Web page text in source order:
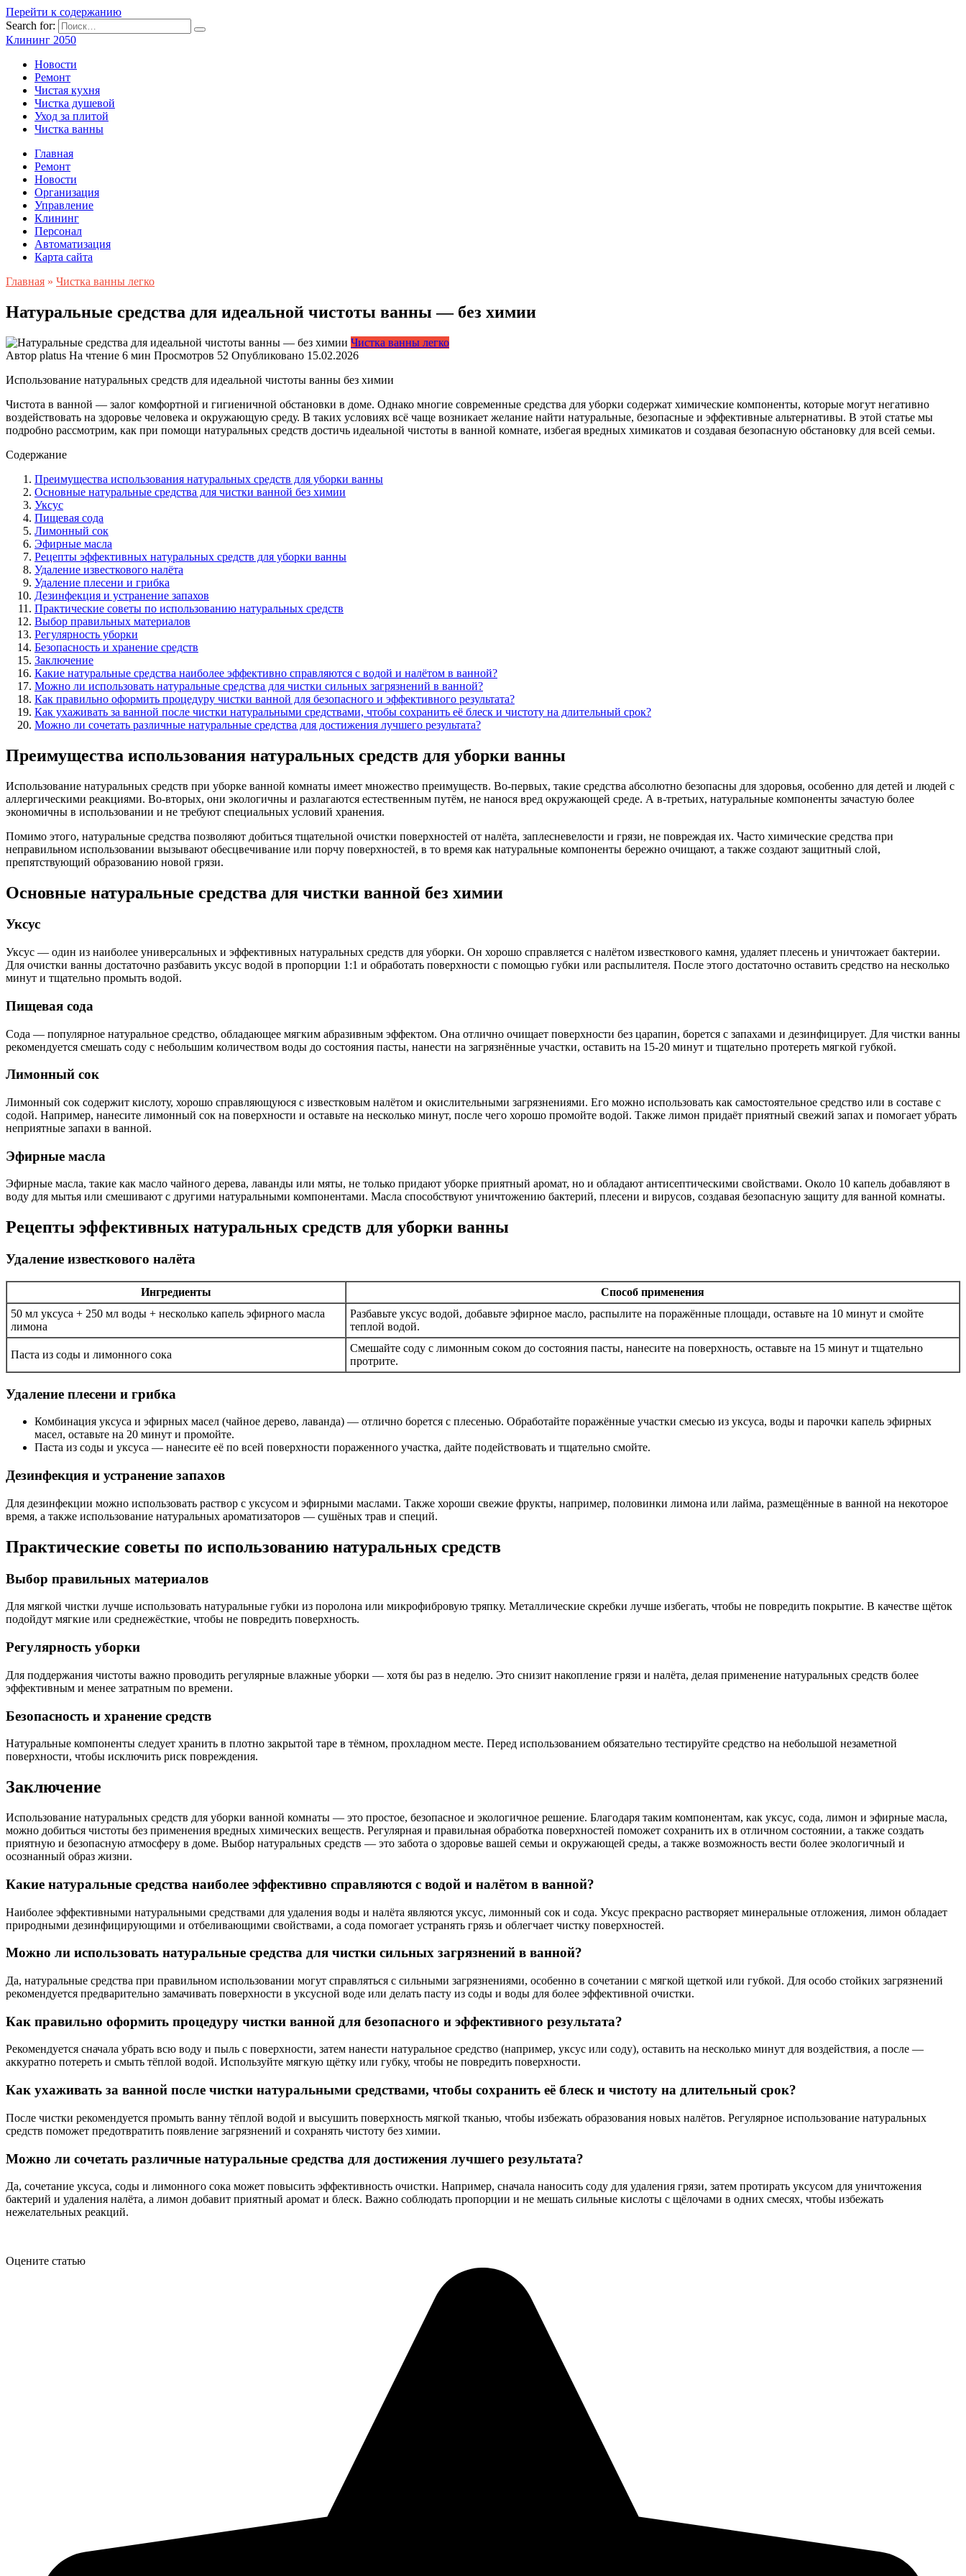
Перейти к содержанию
Search for:
Клининг 2050
Новости
Ремонт
Чистая кухня
Чистка душевой
Уход за плитой
Чистка ванны
Главная
Ремонт
Новости
Организация
Управление
Клининг
Персонал
Автоматизация
Карта сайта
Главная » Чистка ванны легко
Натуральные средства для идеальной чистоты ванны — без химии
Чистка ванны легко
Автор platus На чтение 6 мин Просмотров 52 Опубликовано 15.02.2026
Использование натуральных средств для идеальной чистоты ванны без химии
Чистота в ванной — залог комфортной и гигиеничной обстановки в доме. Однако многие современные средства для уборки содержат химические компоненты, которые могут негативно
воздействовать на здоровье человека и окружающую среду. В таких условиях всё чаще возникает желание найти натуральные, безопасные и эффективные альтернативы. В этой статье мы
подробно рассмотрим, как при помощи натуральных средств достичь идеальной чистоты в ванной комнате, избегая вредных химикатов и создавая безопасную обстановку для всей семьи.
Содержание
Преимущества использования натуральных средств для уборки ванны
Основные натуральные средства для чистки ванной без химии
Уксус
Пищевая сода
Лимонный сок
Эфирные масла
Рецепты эффективных натуральных средств для уборки ванны
Удаление известкового налёта
Удаление плесени и грибка
Дезинфекция и устранение запахов
Практические советы по использованию натуральных средств
Выбор правильных материалов
Регулярность уборки
Безопасность и хранение средств
Заключение
Какие натуральные средства наиболее эффективно справляются с водой и налётом в ванной?
Можно ли использовать натуральные средства для чистки сильных загрязнений в ванной?
Как правильно оформить процедуру чистки ванной для безопасного и эффективного результата?
Как ухаживать за ванной после чистки натуральными средствами, чтобы сохранить её блеск и чистоту на длительный срок?
Можно ли сочетать различные натуральные средства для достижения лучшего результата?
Преимущества использования натуральных средств для уборки ванны
Использование натуральных средств при уборке ванной комнаты имеет множество преимуществ. Во-первых, такие средства абсолютно безопасны для здоровья, особенно для детей и людей с
аллергическими реакциями. Во-вторых, они экологичны и разлагаются естественным путём, не нанося вред окружающей среде. А в-третьих, натуральные компоненты зачастую более
экономичны в использовании и не требуют специальных условий хранения.
Помимо этого, натуральные средства позволяют добиться тщательной очистки поверхностей от налёта, заплесневелости и грязи, не повреждая их. Часто химические средства при
неправильном использовании вызывают обесцвечивание или порчу поверхностей, в то время как натуральные компоненты бережно очищают, а также создают защитный слой,
препятствующий образованию новой грязи.
Основные натуральные средства для чистки ванной без химии
Уксус
Уксус — один из наиболее универсальных и эффективных натуральных средств для уборки. Он хорошо справляется с налётом известкового камня, удаляет плесень и уничтожает бактерии.
Для очистки ванны достаточно разбавить уксус водой в пропорции 1:1 и обработать поверхности с помощью губки или распылителя. После этого достаточно оставить средство на несколько
минут и тщательно промыть водой.
Пищевая сода
Сода — популярное натуральное средство, обладающее мягким абразивным эффектом. Она отлично очищает поверхности без царапин, борется с запахами и дезинфицирует. Для чистки ванны
рекомендуется смешать соду с небольшим количеством воды до состояния пасты, нанести на загрязнённые участки, оставить на 15-20 минут и тщательно протереть мягкой губкой.
Лимонный сок
Лимонный сок содержит кислоту, хорошо справляющуюся с известковым налётом и окислительными загрязнениями. Его можно использовать как самостоятельное средство или в составе с
содой. Например, нанесите лимонный сок на поверхности и оставьте на несколько минут, после чего хорошо промойте водой. Также лимон придаёт приятный свежий запах и помогает убрать
неприятные запахи в ванной.
Эфирные масла
Эфирные масла, такие как масло чайного дерева, лаванды или мяты, не только придают уборке приятный аромат, но и обладают антисептическими свойствами. Около 10 капель добавляют в
воду для мытья или смешивают с другими натуральными компонентами. Масла способствуют уничтожению бактерий, плесени и вирусов, создавая безопасную защиту для ванной комнаты.
Рецепты эффективных натуральных средств для уборки ванны
Удаление известкового налёта
Ингредиенты
Способ применения
50 мл уксуса + 250 мл воды + несколько капель эфирного масла
лимона
Разбавьте уксус водой, добавьте эфирное масло, распылите на поражённые площади, оставьте на 10 минут и смойте
теплой водой.
Паста из соды и лимонного сока
Смешайте соду с лимонным соком до состояния пасты, нанесите на поверхность, оставьте на 15 минут и тщательно
протрите.
Удаление плесени и грибка
Комбинация уксуса и эфирных масел (чайное дерево, лаванда) — отлично борется с плесенью. Обработайте поражённые участки смесью из уксуса, воды и парочки капель эфирных
масел, оставьте на 20 минут и промойте.
Паста из соды и уксуса — нанесите её по всей поверхности пораженного участка, дайте подействовать и тщательно смойте.
Дезинфекция и устранение запахов
Для дезинфекции можно использовать раствор с уксусом и эфирными маслами. Также хороши свежие фрукты, например, половинки лимона или лайма, размещённые в ванной на некоторое
время, а также использование натуральных ароматизаторов — сушёных трав и специй.
Практические советы по использованию натуральных средств
Выбор правильных материалов
Для мягкой чистки лучше использовать натуральные губки из поролона или микрофибровую тряпку. Металлические скребки лучше избегать, чтобы не повредить покрытие. В качестве щёток
подойдут мягкие или среднежёсткие, чтобы не повредить поверхность.
Регулярность уборки
Для поддержания чистоты важно проводить регулярные влажные уборки — хотя бы раз в неделю. Это снизит накопление грязи и налёта, делая применение натуральных средств более
эффективным и менее затратным по времени.
Безопасность и хранение средств
Натуральные компоненты следует хранить в плотно закрытой таре в тёмном, прохладном месте. Перед использованием обязательно тестируйте средство на небольшой незаметной
поверхности, чтобы исключить риск повреждения.
Заключение
Использование натуральных средств для уборки ванной комнаты — это простое, безопасное и экологичное решение. Благодаря таким компонентам, как уксус, сода, лимон и эфирные масла,
можно добиться чистоты без применения вредных химических веществ. Регулярная и правильная обработка поверхностей поможет сохранить их в отличном состоянии, а также создать
приятную и безопасную атмосферу в доме. Выбор натуральных средств — это забота о здоровье вашей семьи и окружающей среды, а также возможность вести более экологичный и
осознанный образ жизни.
Какие натуральные средства наиболее эффективно справляются с водой и налётом в ванной?
Наиболее эффективными натуральными средствами для удаления воды и налёта являются уксус, лимонный сок и сода. Уксус прекрасно растворяет минеральные отложения, лимон обладает
природными дезинфицирующими и отбеливающими свойствами, а сода помогает устранять грязь и облегчает чистку поверхностей.
Можно ли использовать натуральные средства для чистки сильных загрязнений в ванной?
Да, натуральные средства при правильном использовании могут справляться с сильными загрязнениями, особенно в сочетании с мягкой щеткой или губкой. Для особо стойких загрязнений
рекомендуется предварительно замачивать поверхности в уксусной воде или делать пасту из соды и воды для более эффективной очистки.
Как правильно оформить процедуру чистки ванной для безопасного и эффективного результата?
Рекомендуется сначала убрать всю воду и пыль с поверхности, затем нанести натуральное средство (например, уксус или соду), оставить на несколько минут для воздействия, а после —
аккуратно потереть и смыть тёплой водой. Используйте мягкую щётку или губку, чтобы не повредить поверхности.
Как ухаживать за ванной после чистки натуральными средствами, чтобы сохранить её блеск и чистоту на длительный срок?
После чистки рекомендуется промыть ванну тёплой водой и высушить поверхность мягкой тканью, чтобы избежать образования новых налётов. Регулярное использование натуральных
средств поможет предотвратить появление загрязнений и сохранять чистоту без химии.
Можно ли сочетать различные натуральные средства для достижения лучшего результата?
Да, сочетание уксуса, соды и лимонного сока может повысить эффективность очистки. Например, сначала наносить соду для удаления грязи, затем протирать уксусом для уничтожения
бактерий и удаления налёта, а лимон добавит приятный аромат и блеск. Важно соблюдать пропорции и не мешать сильные кислоты с щёлочами в одних смесях, чтобы избежать
нежелательных реакций.
Оцените статью